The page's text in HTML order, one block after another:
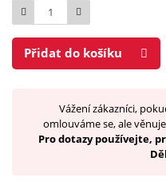
Počet
Přidat do košíku
Vážení zákazníci,
omlouváme se, ale
Pro dotazy používejte,